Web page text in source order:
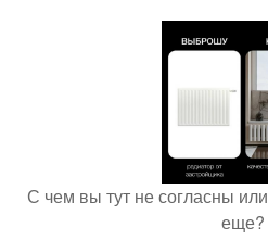
С чем вы тут не согласны
еще?